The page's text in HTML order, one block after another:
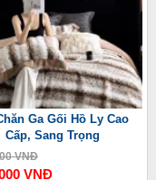
Ga Gối Hồ Ly Cao
Cấp, Sang Trọng
VNĐ
VNĐ